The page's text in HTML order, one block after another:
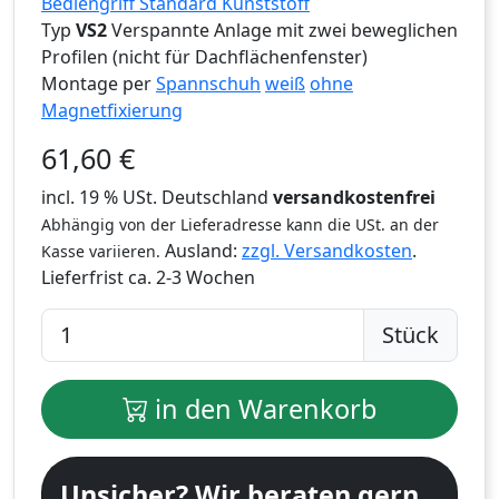
Typ VS2Verspannte Anlage mit zwei beweglichen
Profilen (nicht für Dachflächenfenster)
Montage perSpannschuh weißohne
Magnetfixierung
61,60 €
incl. 19 % USt. Deutschland versandkostenfrei
Abhängig von der Lieferadresse kann die USt. an der
Kasse variieren. Ausland: zzgl. Versandkosten.
Lieferfrist ca. 2-3 Wochen
Stück
in den Warenkorb